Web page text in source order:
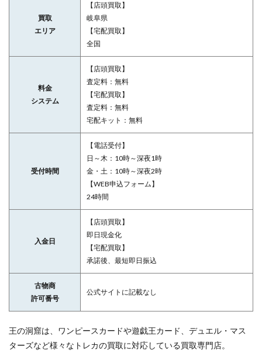
買取
エリア
【店頭買取】
岐阜県
【宅配買取】
全国
料金
システム
【店頭買取】
査定料：無料
【宅配買取】
査定料：無料
宅配キット：無料
受付時間
【電話受付】
日～木：10時～深夜1時
金・土：10時～深夜2時
【WEB申込フォーム】
24時間
入金日
【店頭買取】
即日現金化
【宅配買取】
承諾後、最短即日振込
古物商
許可番号
公式サイトに記載なし
王の洞窟は、ワンピースカードや遊戯王カード、デュエル・マス
ターズなど様々なトレカの買取に対応している買取専門店。